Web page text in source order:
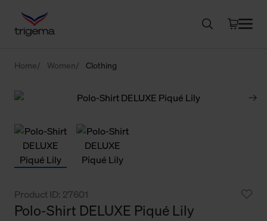
Home Women Clothing
Product ID: 27601
Polo-Shirt DELUXE Piqué Lily